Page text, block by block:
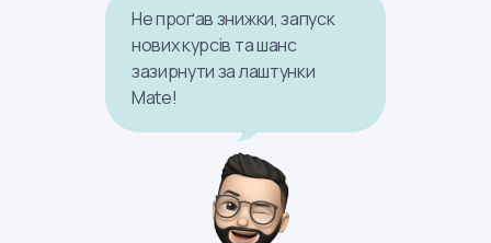
Не проґав знижки, запуск
нових курсів та шанс
зазирнути за лаштунки
Mate!